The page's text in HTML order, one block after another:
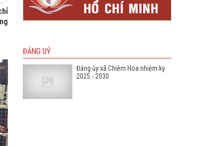
ĐẢNG UỶ
Đảng ủy xã Chiêm Hóa nhiệm kỳ
2025 - 2030